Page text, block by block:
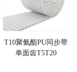
T10聚氨酯PU同步带
单面齿T5T20